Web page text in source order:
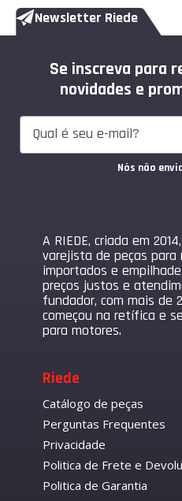
Newsletter Riede
Se inscreva para
novidades e
Nós não
A RIEDE, criada em
varejista de peças para
importados e
preços justos e
fundador, com mais de
começou na retífica e
para motores.
Riede
Catálogo de peças
Perguntas Frequentes
Privacidade
Politica de Frete e
Politica de Garantia